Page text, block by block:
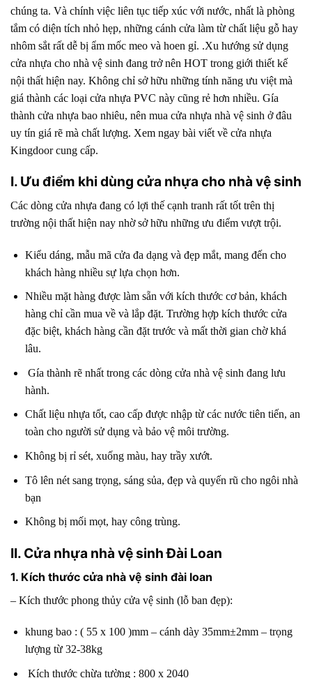
4.3. 3. Báo giá cửa nhựa composite
5. V. Tại sao nên sử dụng cửa nhựa cho nhà vệ sinh
5.1. Nơi mua cửa nhựa nhà vệ sinh cao cấp
chúng ta. Và chính việc liên tục tiếp xúc với nước, nhất là phòng
tắm có diện tích nhỏ hẹp, những cánh cửa làm từ chất liệu gỗ hay
nhôm sắt rất dễ bị ẩm mốc meo và hoen gỉ. .Xu hướng sử dụng
cửa nhựa cho nhà vệ sinh đang trở nên HOT trong giới thiết kế
nội thất hiện nay. Không chỉ sở hữu những tính năng ưu việt mà
giá thành các loại cửa nhựa PVC này cũng rẻ hơn nhiều. Gía
thành cửa nhựa bao nhiêu, nên mua cửa nhựa nhà vệ sinh ở đâu
uy tín giá rẽ mà chất lượng. Xem ngay bài viết về cửa nhựa
Kingdoor cung cấp.
I. Ưu điểm khi dùng cửa nhựa cho nhà vệ sinh
Các dòng cửa nhựa đang có lợi thế cạnh tranh rất tốt trên thị
trường nội thất hiện nay nhờ sở hữu những ưu điểm vượt trội.
Kiểu dáng, mẫu mã cửa đa dạng và đẹp mắt, mang đến cho
khách hàng nhiều sự lựa chọn hơn.
Nhiều mặt hàng được làm sẵn với kích thước cơ bản, khách
hàng chỉ cần mua về và lắp đặt. Trường hợp kích thước cửa
đặc biệt, khách hàng cần đặt trước và mất thời gian chờ khá
lâu.
Gía thành rẽ nhất trong các dòng cửa nhà vệ sinh đang lưu
hành.
Chất liệu nhựa tốt, cao cấp được nhập từ các nước tiên tiến, an
toàn cho người sử dụng và bảo vệ môi trường.
Không bị rỉ sét, xuống màu, hay trầy xướt.
Tô lên nét sang trọng, sáng sủa, đẹp và quyến rũ cho ngôi nhà
bạn
Không bị mối mọt, hay công trùng.
II. Cửa nhựa nhà vệ sinh Đài Loan
1. Kích thước cửa nhà vệ sinh đài loan
– Kích thước phong thủy cửa vệ sinh (lỗ ban đẹp):
khung bao : ( 55 x 100 )mm – cánh dày 35mm±2mm – trọng
lượng từ 32-38kg
Kích thước chừa tường : 800 x 2040